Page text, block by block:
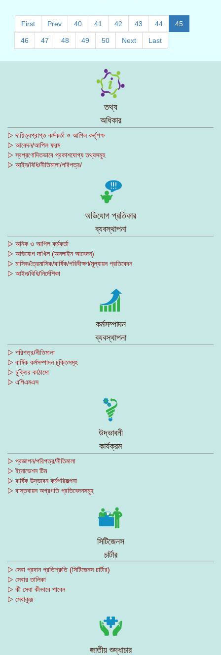
First Prev 40 41 42 43 44 45
46 47 48 49 50 Next Last
তথ্য
অধিকার
▷ দায়িত্বপ্রাপ্ত কর্মকর্তা ও আপিল কর্তৃপক্ষ
▷ আবেদন/আপিল ফরম
▷ স্বপ্রণোদিতভাবে প্রকাশযোগ্য তথ্যসমূহ
▷ আইন/বিধি/নীতিমালা/পরিপত্র/
অভিযোগ প্রতিকার
ব্যবস্থাপনা
▷ অনিক ও আপিল কর্মকর্তা
▷ অভিযোগ দাখিল (অনলাইন আবেদন)
▷ মাসিক/ত্রৈমাসিক/বার্ষিক/পরিবীক্ষণ/মূল্যায়ন প্রতিবেদন
▷ আইন/বিধি/নির্দেশিকা
কর্মসম্পাদন
ব্যবস্থাপনা
▷ পরিপত্র/নীতিমালা
▷ বার্ষিক কর্মসম্পাদন চুক্তিসমূহ
▷ চুক্তির কাঠামো
▷ এপিএমএস
উদ্ভাবনী
কার্যক্রম
▷ প্রজ্ঞাপন/পরিপত্র/নীতিমালা
▷ ইনোভেশন টিম
▷ বার্ষিক উদ্ভাবন কর্মপরিকল্পনা
▷ বাস্তবায়ন অগ্রগতি প্রতিবেদনসমূহ
সিটিজেনস
চার্টার
▷ সেবা প্রদান প্রতিশ্রুতি (সিটিজেনস চার্টার)
▷ সেবার তালিকা
▷ কী সেবা কীভাবে পাবেন
▷ সেবাকুঞ্জ
জাতীয় শুদ্ধাচার